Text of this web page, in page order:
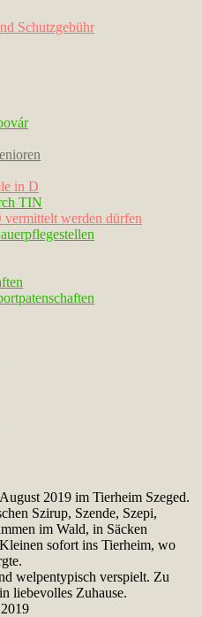
Schutzgebühr
in D
TIN
werden dürfen
2019 im Tierheim Szeged.
Szirup, Szende, Szepi,
im Wald, in Säcken
sofort ins Tierheim, wo
welpentypisch verspielt. Zu
liebevolles Zuhause.